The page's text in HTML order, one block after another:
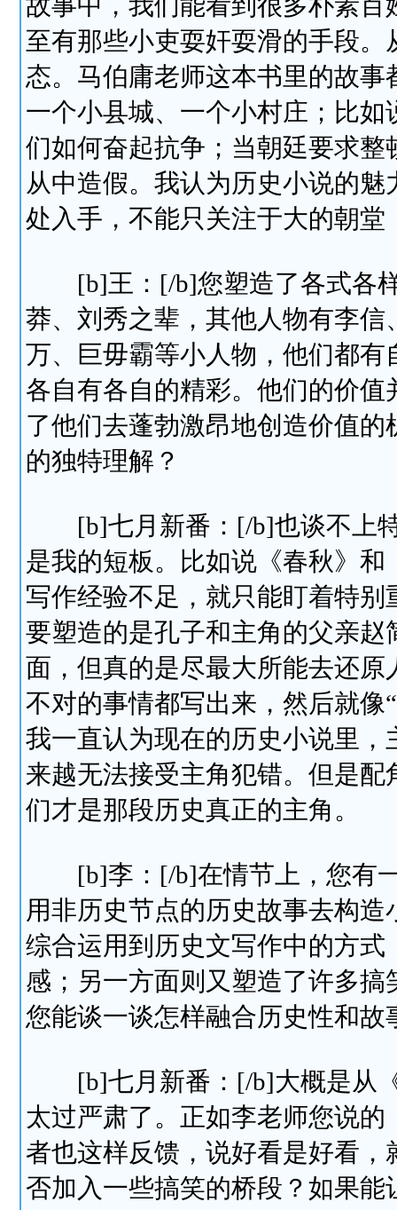
至有那些小吏耍奸耍滑的手段
态。马伯庸老师这本书里的故
一个小县城、一个小村庄；比
们如何奋起抗争；当朝廷要求
从中造假。我认为历史小说的
处入手，不能只关注于大的朝
[b]王：[/b]您塑造了各式各样
莽、刘秀之辈，其他人物有李
万、巨毋霸等小人物，他们都
各自有各自的精彩。他们的价
了他们去蓬勃激昂地创造价值
的独特理解？
[b]七月新番：[/b]也谈不上特
是我的短板。比如说《春秋》
写作经验不足，就只能盯着特
要塑造的是孔子和主角的父亲
面，但真的是尽最大所能去还
不对的事情都写出来，然后就像
我一直认为现在的历史小说里
来越无法接受主角犯错。但是
们才是那段历史真正的主角。
[b]李：[/b]在情节上，您有一
用非历史节点的历史故事去构
综合运用到历史文写作中的方
感；另一方面则又塑造了许多
您能谈一谈怎样融合历史性和故
[b]七月新番：[/b]大概是从《
太过严肃了。正如李老师您说
者也这样反馈，说好看是好看
否加入一些搞笑的桥段？如果